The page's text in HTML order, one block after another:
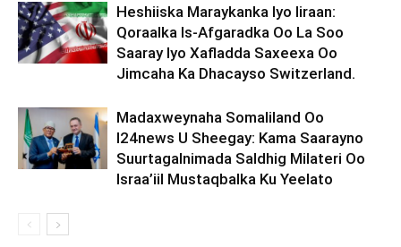
Heshiiska Maraykanka Iyo Iiraan:
Qoraalka Is-Afgaradka Oo La Soo
Saaray Iyo Xafladda Saxeexa Oo
Jimcaha Ka Dhacayso Switzerland.
Madaxweynaha Somaliland Oo
I24news U Sheegay: Kama Saarayno
Suurtagalnimada Saldhig Milateri Oo
Israa’iil Mustaqbalka Ku Yeelato